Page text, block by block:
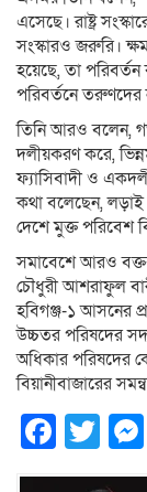
এসেছে। রাষ্ট্র
সংস্কারও জরুরি।
হয়েছে, তা পরিবর্তন
পরিবর্তনে
তিনি আরও বলেন, গত
দলীয়করণ করে,
ফ্যাসিবাদী ও
কথা বলেছেন, লড়াই
দেশে মুক্ত পরিবেশ
সমাবেশে আরও
চৌধুরী আশরাফুল
হবিগঞ্জ-১ আসনের
উচ্চতর পরিষদের
অধিকার পরিষদের
বিয়ানীবাজারের